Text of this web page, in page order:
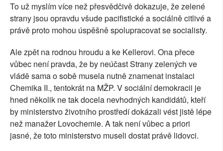
To už myslím více než přesvědčivě dokazuje, že zelené
strany jsou opravdu všude pacifistické a sociálně citlivé a
právě proto mohou úspěšně spolupracovat se socialisty.
Ale zpět na rodnou hroudu a ke Kellerovi. Ona přece
vůbec není pravda, že by neúčast Strany zelených ve
vládě sama o sobě musela nutně znamenat instalaci
Chemika II., tentokrát na MŽP. V sociální demokracii je
hned několik ne tak docela nevhodných kandidátů, kteří
by ministerstvo životního prostředí dokázali vést jistě lépe
než manažer Lovochemie. A tak není vůbec a priori
jasné, že toto ministerstvo museli dostat právě lidovci.